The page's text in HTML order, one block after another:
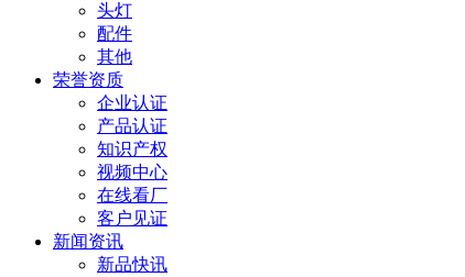
头灯
配件
其他
荣誉资质
企业认证
产品认证
知识产权
视频中心
在线看厂
客户见证
新闻资讯
新品快讯